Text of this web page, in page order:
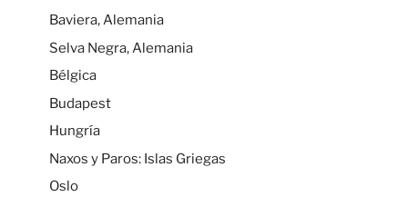
Baviera, Alemania
Selva Negra, Alemania
Bélgica
Budapest
Hungría
Naxos y Paros: Islas Griegas
Oslo